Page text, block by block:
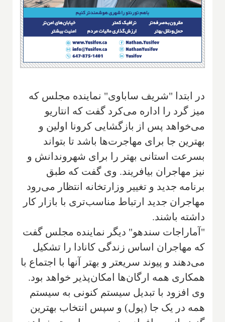
در ابتدا "شریف ساباوی" نماینده مجلس که
میز گرد را اداره می‌کرد گفت که انتاریو
می‌خواهد پس از بازگشایی کرونا اولین و
بهترین جا برای مهاجرت‌ها باشد تا بتواند
بسرعت استانی بهتر را برای شهروندانش و
نیز مهاجران بیافریند. وی گفت که طبق
برنامه جدید و تغییر وزارتخانه انتظار می‌رود
مهاجران جدید ارتباط مناسب‌تری با بازار کار
داشته باشند.
"آماراجات سندهو" دیگر نماینده مجلس گفت
که مهاجران اساس زندگی کانادا را تشکیل
می‌دهند و پیوند سریعتر و بهتر آنها با اجتماع با
همکاری همه ارگان‌ها امکان‌پذیر خواهد بود.
وی افزود با تبدیل سیستم کنونی به سیستم
همه در یک جا (پول) و سپس انتخاب بهترین